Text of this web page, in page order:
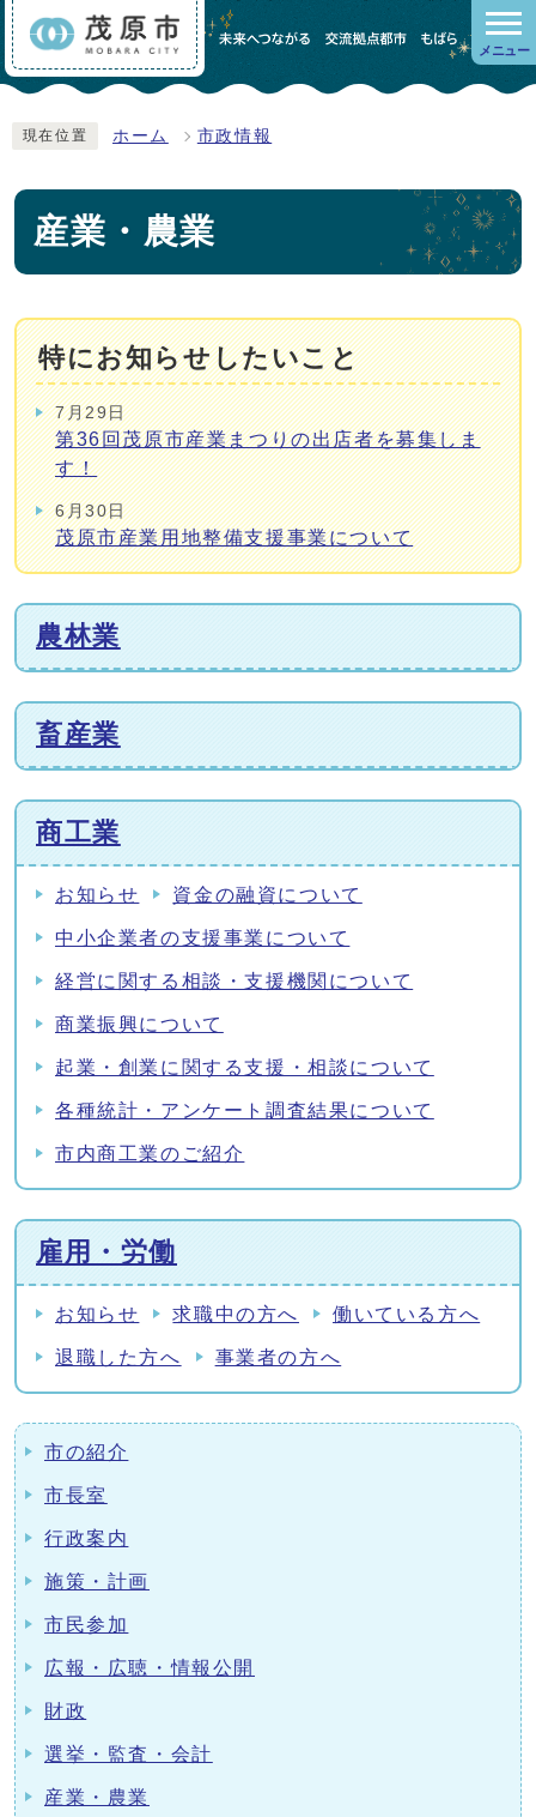
メニュー
現在位置 ホーム 市政情報
産業・農業
特にお知らせしたいこと
7月29日
第36回茂原市産業まつりの出店者を募集しま
す！
6月30日
茂原市産業用地整備支援事業について
農林業
畜産業
商工業
お知らせ 資金の融資について
中小企業者の支援事業について
経営に関する相談・支援機関について
商業振興について
起業・創業に関する支援・相談について
各種統計・アンケート調査結果について
市内商工業のご紹介
雇用・労働
お知らせ 求職中の方へ 働いている方へ
退職した方へ 事業者の方へ
市の紹介
市長室
行政案内
施策・計画
市民参加
広報・広聴・情報公開
財政
選挙・監査・会計
産業・農業